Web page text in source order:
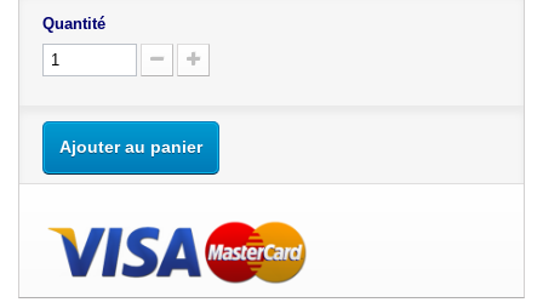
Quantité
Ajouter au panier